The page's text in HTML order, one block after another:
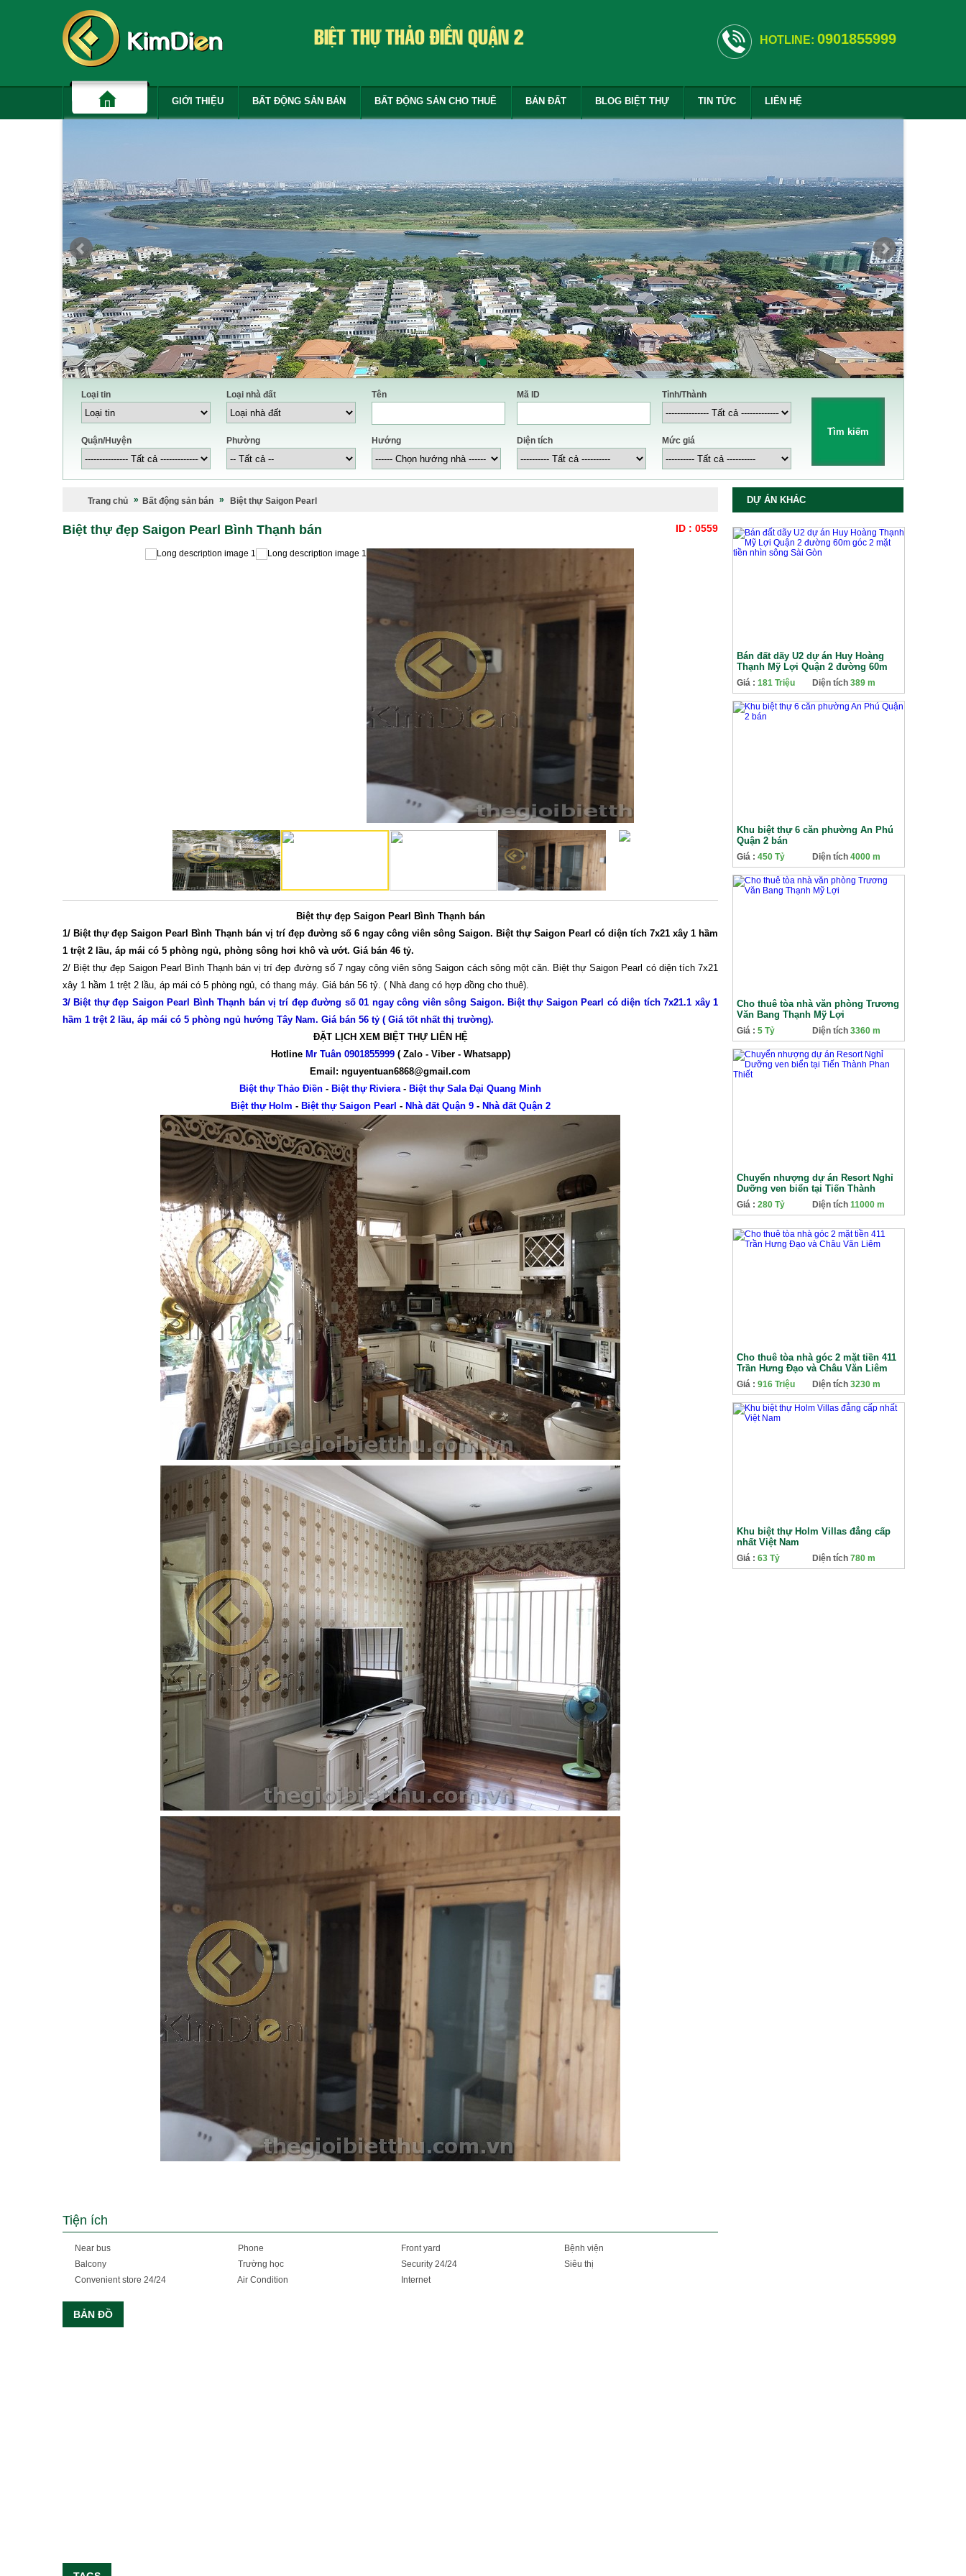
BIỆT THỰ THẢO ĐIỀN QUẬN 2 HOTLINE: 0901855999
GIỚI THIỆU BẤT ĐỘNG SẢN BÁN BẤT ĐỘNG SẢN CHO THUÊ BÁN ĐẤT BLOG BIỆT THỰ TIN TỨC LIÊN HỆ
Loại tin Loại nhà đất Tên Mã ID Tỉnh/Thành
Quận/Huyện Phường Hướng Diện tích Mức giá
Trang chủ Bất động sản bán Biệt thự Saigon Pearl
Biệt thự đẹp Saigon Pearl Bình Thạnh bán ID : 0559
Biệt thự đẹp Saigon Pearl Bình Thạnh bán
1/ Biệt thự đẹp Saigon Pearl Bình Thạnh bán vị trí đẹp đường số 6 ngay công viên sông Saigon. Biệt thự Saigon Pearl có diện tích 7x21 xây 1 hầm
1 trệt 2 lầu, áp mái có 5 phòng ngủ, phòng sông hơi khô và ướt. Giá bán 46 tỷ.
2/ Biệt thự đẹp Saigon Pearl Bình Thạnh bán vị trí đẹp đường số 7 ngay công viên sông Saigon cách sông một căn. Biệt thự Saigon Pearl có diện tích 7x21
xây 1 hầm 1 trệt 2 lầu, áp mái có 5 phòng ngủ, có thang máy. Giá bán 56 tỷ. ( Nhà đang có hợp đồng cho thuê).
3/ Biệt thự đẹp Saigon Pearl Bình Thạnh bán vị trí đẹp đường số 01 ngay công viên sông Saigon. Biệt thự Saigon Pearl có diện tích 7x21.1 xây 1
hầm 1 trệt 2 lầu, áp mái có 5 phòng ngủ hướng Tây Nam. Giá bán 56 tỷ ( Giá tốt nhất thị trường).
ĐẶT LỊCH XEM BIỆT THỰ LIÊN HỆ
Hotline Mr Tuân 0901855999( Zalo - Viber - Whatsapp)
Email: nguyentuan6868@gmail.com
Biệt thự Thảo Điền - Biệt thự Riviera- Biệt thự Sala Đại Quang Minh
Biệt thự Holm - Biệt thự Saigon Pearl - Nhà đất Quận 9- Nhà đất Quận 2
Tiện ích
Near bus Phone Front yard
Bệnh viện
Balcony
Trường học Security 24/24
Siêu thị
Convenient store 24/24
Air Condition Internet
BẢN ĐỒ
DỰ ÁN KHÁC
Bán đất dãy U2 dự án Huy Hoàng
Thạnh Mỹ Lợi Quận 2 đường 60m
góc 2 mặt tiền nhìn sông Sài Gòn
Giá : 181 Triệu Diện tích 389 m
Khu biệt thự 6 căn phường An Phú
Quận 2 bán
Giá : 450 Tỷ Diện tích 4000 m
Cho thuê tòa nhà văn phòng Trương
Văn Bang Thạnh Mỹ Lợi
Giá : 5 Tỷ Diện tích 3360 m
Chuyển nhượng dự án Resort Nghỉ
Dưỡng ven biển tại Tiến Thành
Phan Thiết
Giá : 280 Tỷ Diện tích 11000 m
Cho thuê tòa nhà góc 2 mặt tiền 411
Trần Hưng Đạo và Châu Văn Liêm
Giá : 916 Triệu Diện tích 3230 m
Khu biệt thự Holm Villas đẳng cấp
nhất Việt Nam
Giá : 63 Tỷ Diện tích 780 m